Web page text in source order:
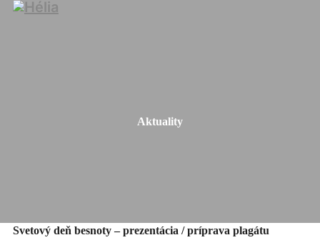
Aktuality
Svetový deň besnoty – prezentácia / príprava plagátu